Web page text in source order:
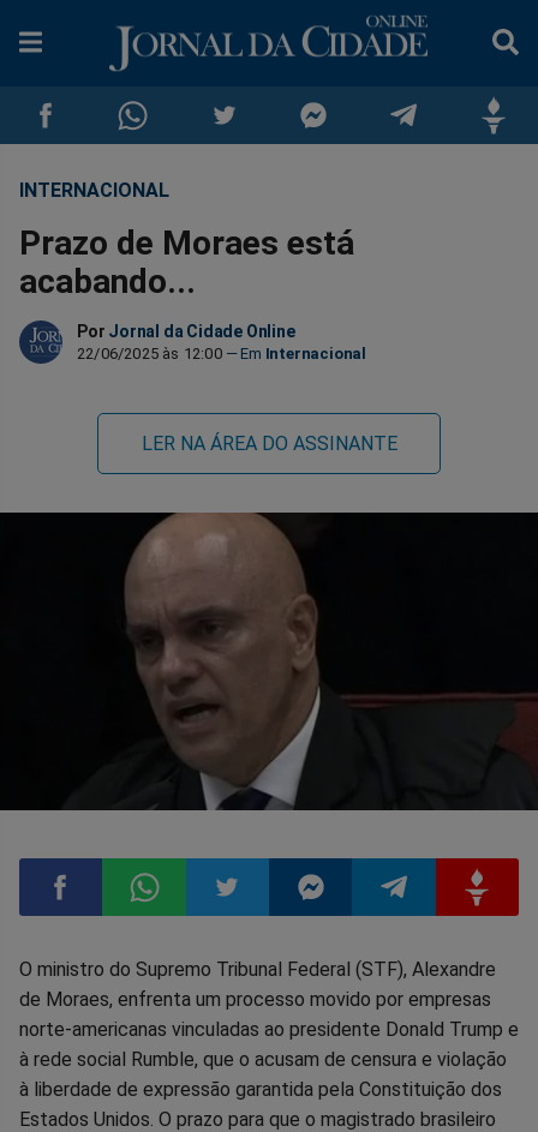
Compartilhar
no
Facebook
Compartilhar
no
Whatsapp
no
Twitter
no
Messenger
INTERNACIONAL
Prazo de Moraes está
acabando...
Por Jornal da Cidade Online
22/06/2025 às 12:00 Internacional
LER NA ÁREA DO ASSINANTE
Compartilhar
no
Facebook
Compartilhar
no
Whatsapp
Compartilhar
no
Twitter
Compartilhar
no
Messenger
Compartilhar
no
Telegram
no
Gettr
O ministro do Supremo Tribunal Federal (STF), Alexandre
de Moraes, enfrenta um processo movido por empresas
norte-americanas vinculadas ao presidente Donald Trump e
à rede social Rumble, que o acusam de censura e violação
à liberdade de expressão garantida pela Constituição dos
Estados Unidos. O prazo para que o magistrado brasileiro